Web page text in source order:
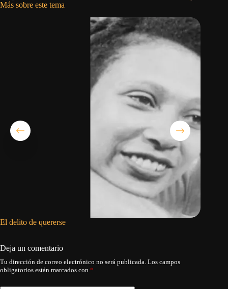
Más sobre este tema
El delito de quererse
Deja un comentario
Tu dirección de correo electrónico no será publicada. Los campos
obligatorios están marcados con *